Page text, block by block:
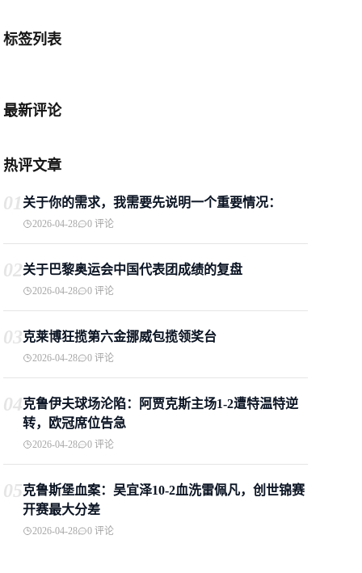
标签列表
最新评论
热评文章
01关于你的需求，我需要先说明一个重要情况：
2026-04-28 0 评论
02关于巴黎奥运会中国代表团成绩的复盘
2026-04-28 0 评论
03克莱博狂揽第六金挪威包揽领奖台
2026-04-28 0 评论
04克鲁伊夫球场沦陷：阿贾克斯主场1-2遭特温特逆
转，欧冠席位告急
2026-04-28 0 评论
05克鲁斯堡血案：吴宜泽10-2血洗雷佩凡，创世锦赛
开赛最大分差
2026-04-28 0 评论